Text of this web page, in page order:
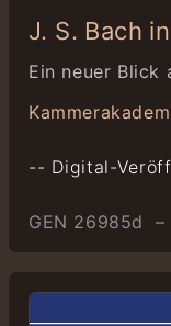
J. S. Bach
Ein neuer Blick
-- Digital-
GEN 26985d